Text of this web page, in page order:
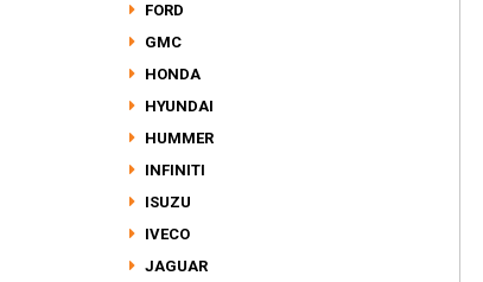
FORD
GMC
HONDA
HYUNDAI
HUMMER
INFINITI
ISUZU
IVECO
JAGUAR